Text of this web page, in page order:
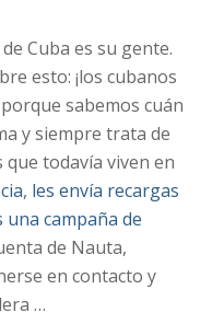
Cuba es su gente.
esto: ¡los cubanos
sabemos cuán
y siempre trata de
todavía viven en
, les envía recargas
una campaña de
de Nauta,
en contacto y
…